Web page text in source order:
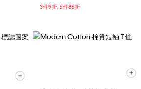
3件9折; 5件85折